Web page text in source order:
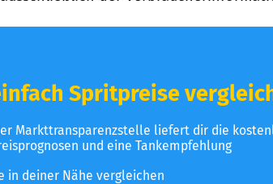
Spritpreise
Markttransparenzstelle liefert dir die
und eine Tankempfehlung
in deiner Nähe vergleichen